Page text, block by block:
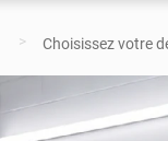
Choisissez votre